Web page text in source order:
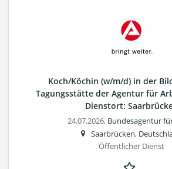
Koch/Köchin (w/m/d) in der
Tagungsstätte der Agentur für
Dienstort:
24.07.2026, Bundesagentur
Saarbrücken,
Öffentlicher Dienst